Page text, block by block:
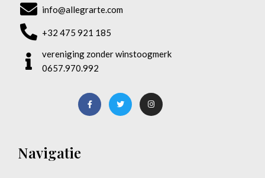
info@allegrarte.com
+32 475 921 185
vereniging zonder winstoogmerk
0657.970.992
Navigatie